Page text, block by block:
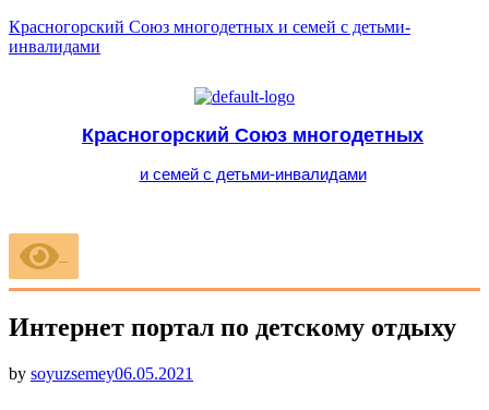
Красногорский Союз многодетных и семей с детьми-
инвалидами
Красногорский Союз многодетных
и семей с детьми-инвалидами
Интернет портал по детскому отдыху
by soyuzsemeyОпубликовано
06.05.2021